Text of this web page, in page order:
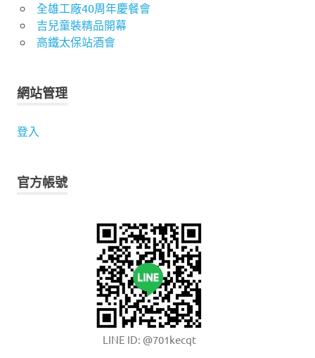
全雄工廠40周年慶餐會
吉兒童裝精品開幕
高鐵太保站酒會
網站管理
登入
官方帳號
LINE ID: @701kecqt